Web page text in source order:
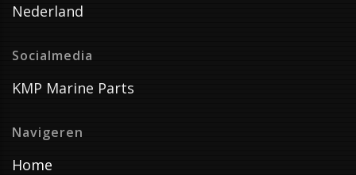
Nederland
Socialmedia
KMP Marine Parts
Navigeren
Home